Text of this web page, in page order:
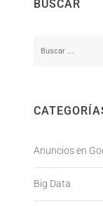
BUSCAR
Anuncios en
Big Data